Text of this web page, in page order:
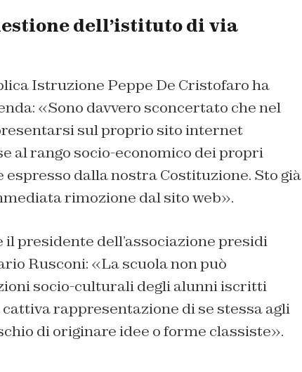
dell’istituto di via
Istruzione Peppe De Cristofaro ha
«Sono davvero sconcertato che nel
sul proprio sito internet
al rango socio-economico dei propri
dalla nostra Costituzione. Sto già
rimozione dal sito web».
presidente dell’associazione presidi
Rusconi: «La scuola non può
socio-culturali degli alunni iscritti
rappresentazione di se stessa agli
di originare idee o forme classiste».